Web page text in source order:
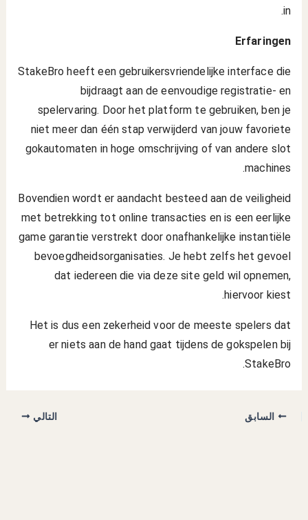
in.
Erfaringen
StakeBro heeft een gebruikersvriendelijke interface die
bijdraagt aan de eenvoudige registratie- en
spelervaring. Door het platform te gebruiken, ben je
niet meer dan één stap verwijderd van jouw favoriete
gokautomaten in hoge omschrijving of van andere slot
machines.
Bovendien wordt er aandacht besteed aan de veiligheid
met betrekking tot online transacties en is een eerlijke
game garantie verstrekt door onafhankelijke instantiële
bevoegdheidsorganisaties. Je hebt zelfs het gevoel
dat iedereen die via deze site geld wil opnemen,
hiervoor kiest.
Het is dus een zekerheid voor de meeste spelers dat
er niets aan de hand gaat tijdens de gokspelen bij
StakeBro.
السابق التالي